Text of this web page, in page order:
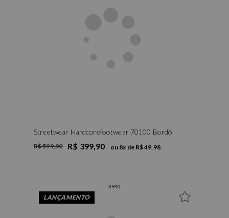
Streetwear Hardcorefootwear 70100 Bordô
R$ 599,90 R$ 399,90 ou 8x de R$ 49,98
LANÇAMENTO
3940